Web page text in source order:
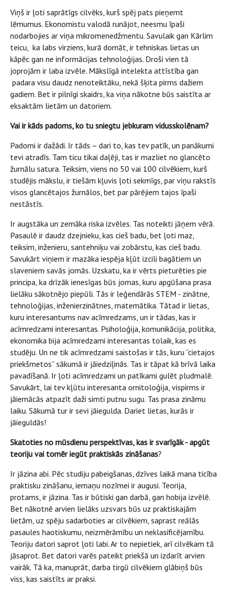
Viņš ir ļoti saprātīgs cilvēks, kurš spēj pats pieņemt
lēmumus. Ekonomistu valodā runājot, neesmu īpaši
nodarbojies ar viņa mikromenedžmentu. Savulaik gan Kārlim
teicu, ka labs virziens, kurā domāt, ir tehniskas lietas un
kāpēc gan ne informācijas tehnoloģijas. Droši vien tā
joprojām ir laba izvēle. Mākslīgā intelekta attīstība gan
padara visu daudz nenoteiktāku, nekā šķita pirms dažiem
gadiem. Bet ir pilnīgi skaidrs, ka viņa nākotne būs saistīta ar
eksaktām lietām un datoriem.
Vai ir kāds padoms, ko tu sniegtu jebkuram vidusskolēnam?
Padomi ir dažādi. Ir tāds – dari to, kas tev patīk, un panākumi
tevi atradīs. Tam ticu tikai daļēji, tas ir mazliet no glancēto
žurnālu satura. Teiksim, viens no 50 vai 100 cilvēkiem, kurš
studējis mākslu, ir tiešām kļuvis ļoti sekmīgs, par viņu rakstīs
visos glancētajos žurnālos, bet par pārējiem tajos īpaši
nestāstīs.
Ir augstāka un zemāka riska izvēles. Tas noteikti jāņem vērā.
Pasaulē ir daudz dzejnieku, kas cieš badu, bet ļoti maz,
teiksim, inženieru, santehniķu vai zobārstu, kas cieš badu.
Savukārt viņiem ir mazāka iespēja kļūt izcili bagātiem un
slaveniem savās jomās. Uzskatu, ka ir vērts pieturēties pie
principa, ka drīzāk ienesīgas būs jomas, kuru apgūšana prasa
lielāku sākotnējo piepūli. Tās ir leģendārās STEM - zinātne,
tehnoloģijas, inženierzinātnes, matemātika. Tātad ir lietas,
kuru interesantums nav acīmredzams, un ir tādas, kas ir
acīmredzami interesantas. Psiholoģija, komunikācija, politika,
ekonomika bija acīmredzami interesantas tolaik, kas es
studēju. Un ne tik acīmredzami saistošas ir tās, kuru “cietajos
priekšmetos” sākumā ir jāiedziļinās. Tas ir tāpat kā brīvā laika
pavadīšanā. Ir ļoti acīmredzami un patīkami gulēt pludmalē.
Savukārt, lai tev kļūtu interesanta ornitoloģija, vispirms ir
jāiemācās atpazīt daži simti putnu sugu. Tas prasa zināmu
laiku. Sākumā tur ir sevi jāiegulda. Dariet lietas, kurās ir
jāieguldās!
Skatoties no mūsdienu perspektīvas, kas ir svarīgāk - apgūt
teoriju vai tomēr iegūt praktiskās zināšanas?
Ir jāzina abi. Pēc studiju pabeigšanas, dzīves laikā mana ticība
praktisku zināšanu, iemaņu nozīmei ir augusi. Teorija,
protams, ir jāzina. Tas ir būtiski gan darbā, gan hobija izvēlē.
Bet nākotnē arvien lielāks uzsvars būs uz praktiskajām
lietām, uz spēju sadarboties ar cilvēkiem, saprast reālās
pasaules haotiskumu, neizmērāmību un neklasificējamību.
Teoriju datori saprot ļoti labi. Ar to nepietiek, arī cilvēkam tā
jāsaprot. Bet datori varēs pateikt priekšā un izdarīt arvien
vairāk. Tā ka, manuprāt, darba tirgū cilvēkiem glābiņš būs
viss, kas saistīts ar praksi.